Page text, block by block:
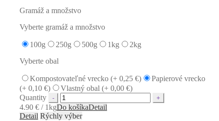
Gramáž a množstvo
Vyberte gramáž a množstvo
100g 250g 500g 1kg
2kg
Vyberte obal
Kompostovateľné vrecko (+ 0,25 €)
Papierové vrecko
(+ 0,10 €) Vlastný obal (+ 0,00 €)
Quantity
4.90 € / 1kgDo košíkaDetail
Detail Rýchly výber